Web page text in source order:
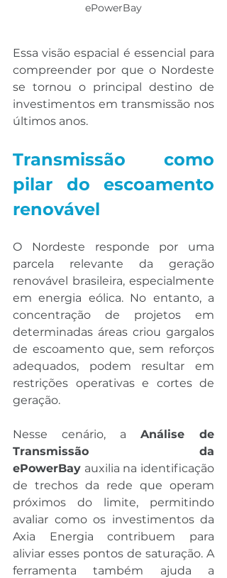
ePowerBay
Essa visão espacial é essencial para
compreender por que o Nordeste
se tornou o principal destino de
investimentos em transmissão nos
últimos anos.
Transmissão como
pilar do escoamento
renovável
O Nordeste responde por uma
parcela relevante da geração
renovável brasileira, especialmente
em energia eólica. No entanto, a
concentração de projetos em
determinadas áreas criou gargalos
de escoamento que, sem reforços
adequados, podem resultar em
restrições operativas e cortes de
geração.
Nesse cenário, a Análise de
Transmissão da
ePowerBay auxilia na identificação
de trechos da rede que operam
próximos do limite, permitindo
avaliar como os investimentos da
Axia Energia contribuem para
aliviar esses pontos de saturação. A
ferramenta também ajuda a